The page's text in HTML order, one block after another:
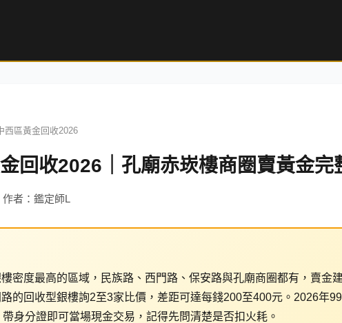
西區黃金回收2026
回收2026｜孔廟赤崁樓商圈賣黃金完
者：鑑定師L
密度最高的區域，民族路、西門路、保安路與孔廟商圈都有，賣金
的回收型銀樓詢2至3家比價，差距可達每錢200至400元。2026年
身分證即可當場現金交易，記得先問清楚是否扣火耗。